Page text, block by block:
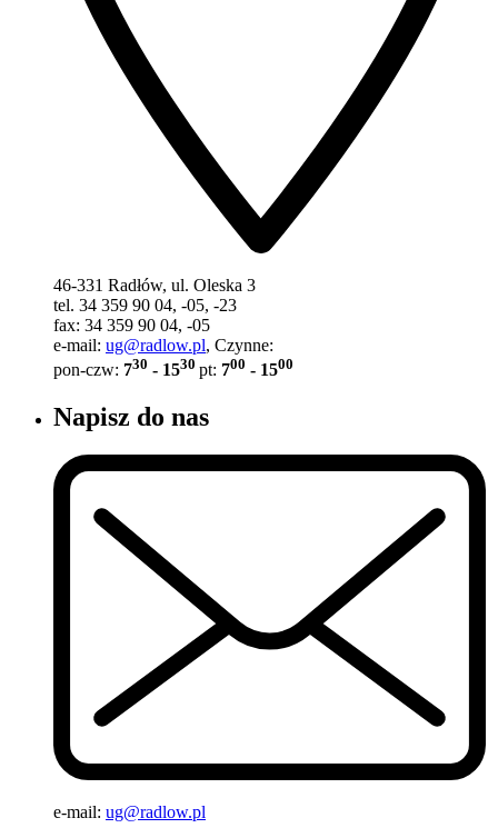
46-331 Radłów, ul. Oleska 3
tel. 34 359 90 04, -05, -23
fax: 34 359 90 04, -05
e-mail: ug@radlow.pl, Czynne:
pon-czw: 730 - 1530 pt: 700 - 1500
Napisz do nas
e-mail: ug@radlow.pl